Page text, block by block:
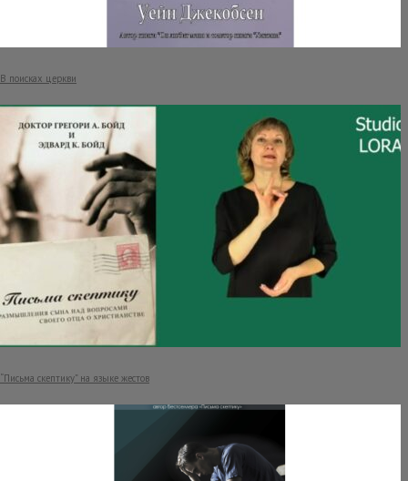
В поисках церкви
“Письма скептику” на языке жестов